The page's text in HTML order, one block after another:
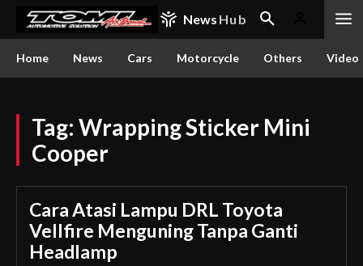
News Hub
Home News Cars Motorcycle Others Video
Tag: Wrapping Sticker Mini
Cooper
Cara Atasi Lampu DRL Toyota
Vellfire Menguning Tanpa Ganti
Headlamp